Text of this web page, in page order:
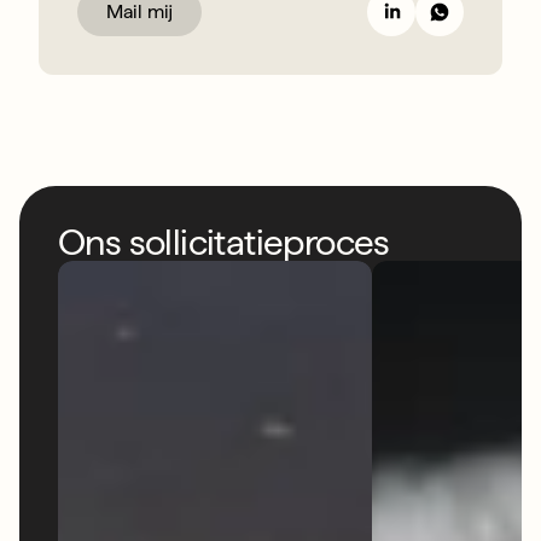
Mail mij
Ons sollicitatieproces